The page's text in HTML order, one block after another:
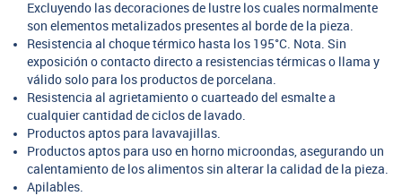
Excluyendo las decoraciones de lustre los cuales normalmente
son elementos metalizados presentes al borde de la pieza.
Resistencia al choque térmico hasta los 195°C. Nota. Sin
exposición o contacto directo a resistencias térmicas o llama y
válido solo para los productos de porcelana.
Resistencia al agrietamiento o cuarteado del esmalte a
cualquier cantidad de ciclos de lavado.
Productos aptos para lavavajillas.
Productos aptos para uso en horno microondas, asegurando un
calentamiento de los alimentos sin alterar la calidad de la pieza.
Apilables.